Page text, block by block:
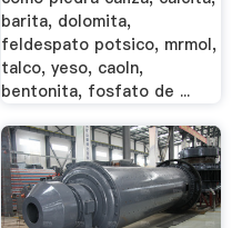
barita, dolomita,
feldespato potsico, mrmol,
talco, yeso, caoln,
bentonita, fosfato de ...